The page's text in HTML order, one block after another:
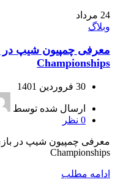
24 مرداد
وبلاگ
Championships
30 فروردین 1401
ارسال شده توسط
0 نظر
Championships
ادامه مطلب